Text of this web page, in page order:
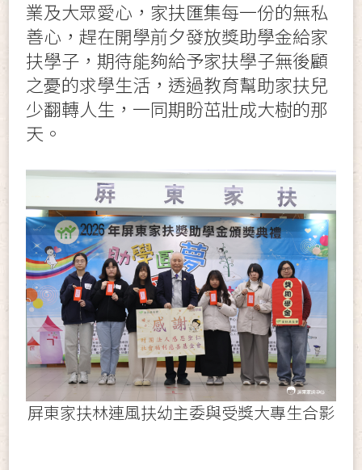
業及大眾愛心，家扶匯集每一份的無私
善心，趕在開學前夕發放獎助學金給家
扶學子，期待能夠給予家扶學子無後顧
之憂的求學生活，透過教育幫助家扶兒
少翻轉人生，一同期盼茁壯成大樹的那
天。
屏東家扶林連風扶幼主委與受獎大專生合影